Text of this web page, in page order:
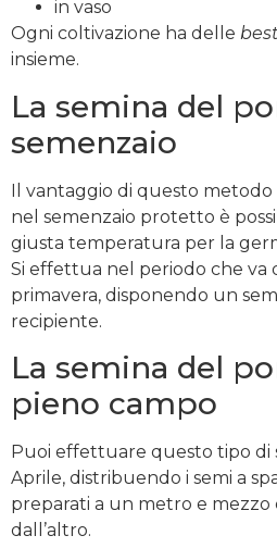
in vaso
Ogni coltivazione ha delle
insieme.
La semina del
semenzaio
Il vantaggio di questo metodo
nel semenzaio protetto è
giusta temperatura per la
Si effettua nel periodo che va
primavera, disponendo un
recipiente.
La semina del
pieno campo
Puoi effettuare questo tipo di
Aprile, distribuendo i semi a
preparati a un metro e mezzo
dall’altro.